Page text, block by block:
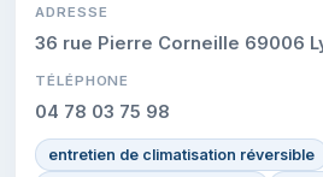
ADRESSE
36 rue Pierre Corneille 69006
TÉLÉPHONE
04 78 03 75 98
entretien de climatisation réversible